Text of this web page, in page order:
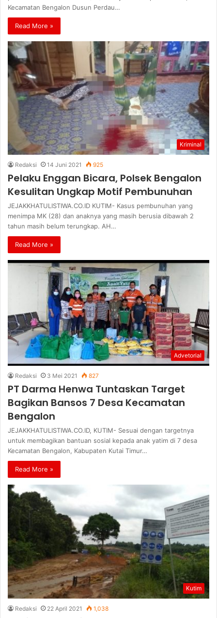
Kecamatan Bengalon Dusun Perdau…
Read More »
Kriminal
Redaksi 14 Juni 2021 925
Pelaku Enggan Bicara, Polsek Bengalon
Kesulitan Ungkap Motif Pembunuhan
JEJAKKHATULISTIWA.CO.ID KUTIM- Kasus pembunuhan yang
menimpa MK (28) dan anaknya yang masih berusia dibawah 2
tahun masih belum terungkap. AH…
Read More »
Advetorial
Redaksi 3 Mei 2021 827
PT Darma Henwa Tuntaskan Target
Bagikan Bansos 7 Desa Kecamatan
Bengalon
JEJAKKHATULISTIWA.CO.ID, KUTIM- Sesuai dengan targetnya
untuk membagikan bantuan sosial kepada anak yatim di 7 desa
Kecamatan Bengalon, Kabupaten Kutai Timur…
Read More »
Kutim
Redaksi 22 April 2021 1,038